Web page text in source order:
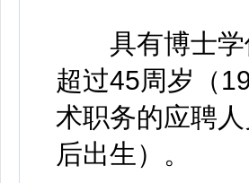
具有博士学
超过45周岁（
术职务的应聘
后出生）。